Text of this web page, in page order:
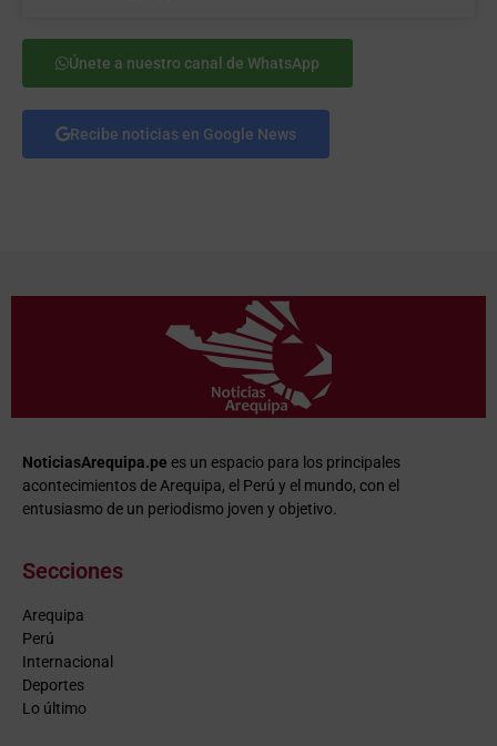
Únete a nuestro canal de WhatsApp
Recibe noticias en Google News
NoticiasArequipa.pe es un espacio para los principales
acontecimientos de Arequipa, el Perú y el mundo, con el
entusiasmo de un periodismo joven y objetivo.
Secciones
Arequipa
Perú
Internacional
Deportes
Lo último